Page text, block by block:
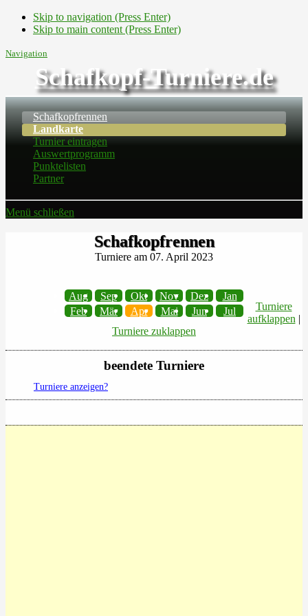
Skip to navigation (Press Enter)
Skip to main content (Press Enter)
Navigation
Schafkopf-Turniere.de
Schafkopfrennen
Landkarte
Turnier eintragen
Auswertprogramm
Punktelisten
Partner
Menü schließen
Schafkopfrennen
Turniere am 07. April 2023
Aug Sep Okt Nov Dez
Jan
Feb
Mär Apr Mai Jun Jul
Turniere
aufklappen |
Turniere zuklappen
beendete Turniere
Turniere anzeigen?